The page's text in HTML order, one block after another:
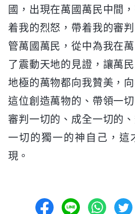
國，出現在萬國萬民中間
着我的烈怒，帶着我的審
管萬國萬民，從中為我在
了震動天地的見證，讓萬
地極的萬物都向我贊美，
這位創造萬物的、帶領一
審判一切的、成全一切的
一切的獨一的神自己，這
現。